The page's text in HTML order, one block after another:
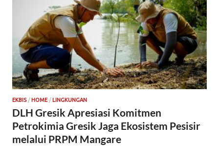
EKBIS/ HOME / LINGKUNGAN
DLH Gresik Apresiasi Komitmen
Petrokimia Gresik Jaga Ekosistem Pesisir
melalui PRPM Mangare